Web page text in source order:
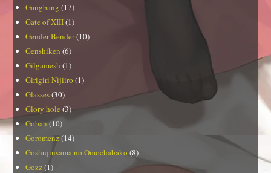
Gangbang (17)
Gate of XIII(1)
Gender Bender(10)
Genshiken (6)
Gilgamesh (1)
Girigiri Nijiiro (1)
Glasses(30)
Glory hole(3)
Goban(10)
Goromenz(14)
Goshujinsama no Omochabako (8)
Gozz(1)